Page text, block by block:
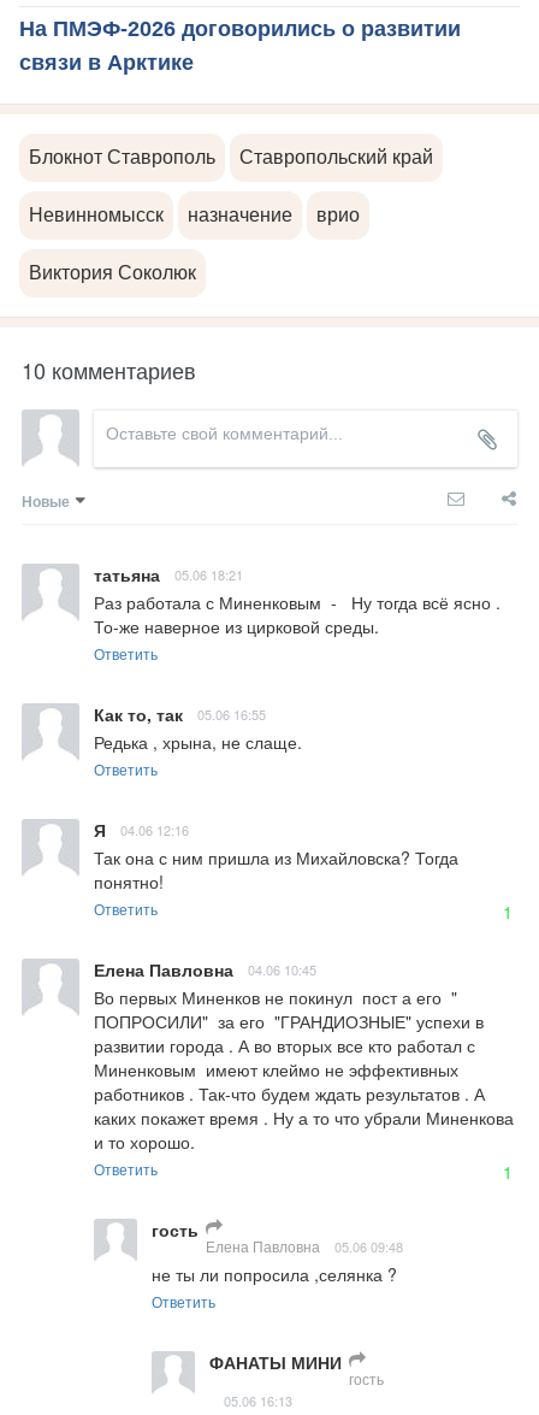
На ПМЭФ-2026 договорились о развитии
связи в Арктике
Блокнот Ставрополь Ставропольский край
Невинномысск назначение врио
Виктория Соколюк
10 комментариев
Новые
татьяна 05.06 18:21
Раз работала с Миненковым  -   Ну тогда всё ясно .
То-же наверное из цирковой среды.
Ответить
Как то, так 05.06 16:55
Редька , хрына, не слаще.
Ответить
Я 04.06 12:16
Так она с ним пришла из Михайловска? Тогда
понятно!
Ответить 1
Елена Павловна 04.06 10:45
Во первых Миненков не покинул  пост а его  "
ПОПРОСИЛИ"  за его  "ГРАНДИОЗНЫЕ" успехи в
развитии города . А во вторых все кто работал с
Миненковым  имеют клеймо не эффективных
работников . Так-что будем ждать результатов . А
каких покажет время . Ну а то что убрали Миненкова
и то хорошо.
Ответить 1
гость
Елена Павловна 05.06 09:48
не ты ли попросила ,селянка ?
Ответить
ФАНАТЫ МИНИ
гость
05.06 16:13